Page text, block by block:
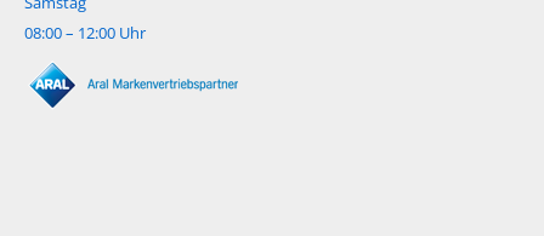
08:00 – 12:00 Uhr